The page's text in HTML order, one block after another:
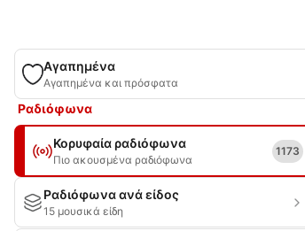
Αγαπημένα
Αγαπημένα και πρόσφατα
Ραδιόφωνα
Κορυφαία ραδιόφωνα
Πιο ακουσμένα ραδιόφωνα
1173
Ραδιόφωνα ανά είδος
15 μουσικά είδη